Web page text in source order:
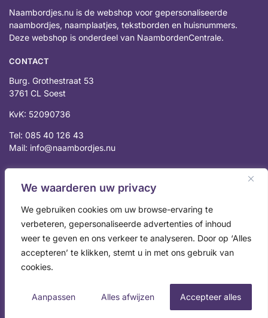
We waarderen uw privacy
We gebruiken cookies om uw browse-ervaring te
verbeteren, gepersonaliseerde advertenties of inhoud
weer te geven en ons verkeer te analyseren. Door op ‘Alles
accepteren’ te klikken, stemt u in met ons gebruik van
cookies.
Aanpassen Alles afwijzen Accepteer alles
Naambordjes.nu is de webshop voor gepersonaliseerde
naambordjes, naamplaatjes, tekstborden en huisnummers.
Deze webshop is onderdeel van NaambordenCentrale.
CONTACT
Burg. Grothestraat 53
3761 CL Soest
KvK: 52090736
Tel: 085 40 126 43
Mail: info@naambordjes.nu
Peter N.
Super kwaliteit, gunstige prijs en snelle
levering. Een... lees meer